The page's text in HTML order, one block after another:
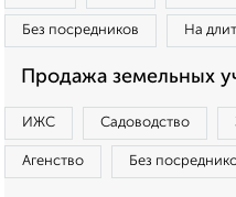
Без посредников На
Продажа земельных
ИЖС Садоводство
Агенство Без